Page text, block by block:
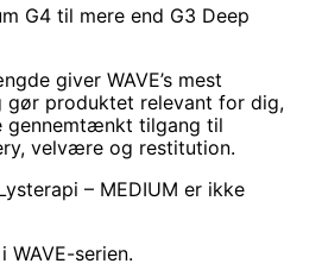
G4 til mere end G3 Deep
giver WAVE’s mest
produktet relevant for dig,
gennemtænkt tilgang til
velvære og restitution.
– MEDIUM er ikke
WAVE-serien.